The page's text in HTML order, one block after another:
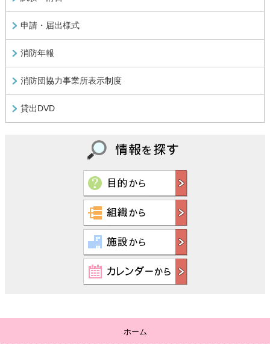
申請・届出様式
消防年報
消防団協力事業所表示制度
貸出DVD
ホーム